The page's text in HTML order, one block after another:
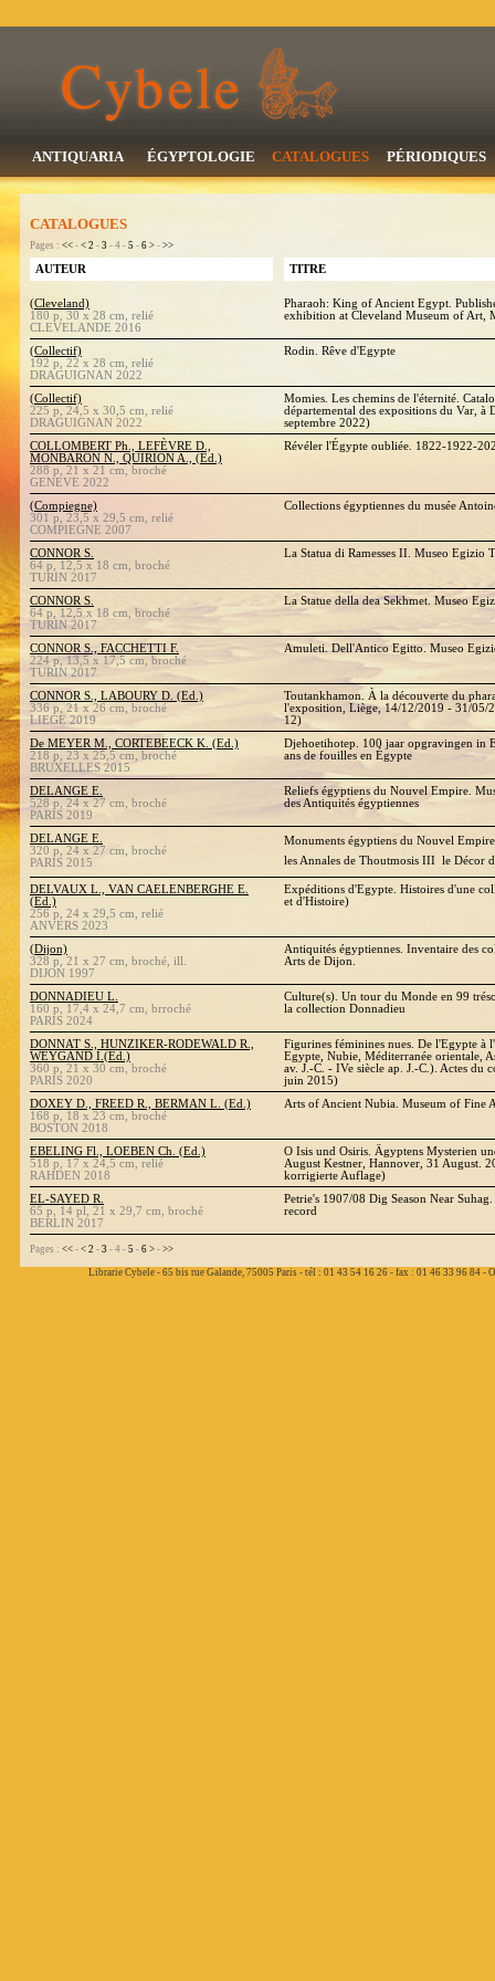
ANTIQUARIA ÉGYPTOLOGIE CATALOGUES PÉRIODIQUES
CATALOGUES
Pages : << - < 2 - 3 - 4 - 5 - 6 > - >>
AUTEUR TITRE
(Cleveland)
180 p, 30 x 28 cm, relié
CLEVELANDE 2016
Pharaoh: King of Ancient Egypt.
exhibition at Cleveland Museum of Art,
(Collectif)
192 p, 22 x 28 cm, relié
DRAGUIGNAN 2022
Rodin. Rêve d'Egypte
(Collectif)
225 p, 24,5 x 30,5 cm, relié
DRAGUIGNAN 2022
Momies. Les chemins de l'éternité.
départemental des expositions du Var,
septembre 2022)
COLLOMBERT Ph., LEFÈVRE D.,
MONBARON N., QUIRION A., (Ed.)
288 p, 21 x 21 cm, broché
GENEVE 2022
Révéler l'Égypte oubliée. 1822-1922-
(Compiegne)
301 p, 23,5 x 29,5 cm, relié
COMPIEGNE 2007
Collections égyptiennes du musée
CONNOR S.
64 p, 12,5 x 18 cm, broché
TURIN 2017
La Statua di Ramesses II. Museo Egizio
CONNOR S.
64 p, 12,5 x 18 cm, broché
TURIN 2017
La Statue della dea Sekhmet. Museo
CONNOR S., FACCHETTI F.
224 p, 13,5 x 17,5 cm, broché
TURIN 2017
Amuleti. Dell'Antico Egitto. Museo
CONNOR S., LABOURY D. (Ed.)
336 p, 21 x 26 cm, broché
LIEGE 2019
Toutankhamon. À la découverte du
l'exposition, Liège, 14/12/2019 - 31/05/
12)
De MEYER M., CORTEBEECK K. (Ed.)
218 p, 23 x 25,5 cm, broché
BRUXELLES 2015
Djehoetihotep. 100 jaar opgravingen in
ans de fouilles en Égypte
DELANGE E.
528 p, 24 x 27 cm, broché
PARIS 2019
Reliefs égyptiens du Nouvel Empire.
des Antiquités égyptiennes
DELANGE E.
320 p, 24 x 27 cm, broché
PARIS 2015
Monuments égyptiens du Nouvel Empire.
les Annales de Thoutmosis III  le Décor
DELVAUX L., VAN CAELENBERGHE E.
(Ed.)
256 p, 24 x 29,5 cm, relié
ANVERS 2023
Expéditions d'Egypte. Histoires d'une
et d'Histoire)
(Dijon)
328 p, 21 x 27 cm, broché, ill.
DIJON 1997
Antiquités égyptiennes. Inventaire des
Arts de Dijon.
DONNADIEU L.
160 p, 17,4 x 24,7 cm, brroché
PARIS 2024
Culture(s). Un tour du Monde en 99
la collection Donnadieu
DONNAT S., HUNZIKER-RODEWALD R.,
WEYGAND I.(Ed.)
360 p, 21 x 30 cm, broché
PARIS 2020
Figurines féminines nues. De l'Egypte à
Egypte, Nubie, Méditerranée orientale,
av. J.-C. - IVe siècle ap. J.-C.). Actes du
juin 2015)
DOXEY D., FREED R., BERMAN L. (Ed.)
168 p, 18 x 23 cm, broché
BOSTON 2018
Arts of Ancient Nubia. Museum of Fine
EBELING Fl., LOEBEN Ch. (Ed.)
518 p, 17 x 24,5 cm, relié
RAHDEN 2018
O Isis und Osiris. Ägyptens Mysterien
August Kestner, Hannover, 31 August.
korrigierte Auflage)
EL-SAYED R.
65 p, 14 pl, 21 x 29,7 cm, broché
BERLIN 2017
Petrie's 1907/08 Dig Season Near
record
Pages : << - < 2 - 3 - 4 - 5 - 6 > - >>
Librarie Cybele - 65 bis rue Galande, 75005 Paris - tél : 01 43 54 16 26 - fax : 01 46 33 96 84